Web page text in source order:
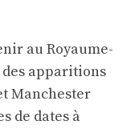
au Royaume-
apparitions
Manchester
de dates à